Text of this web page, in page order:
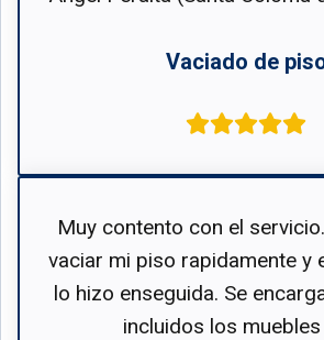
Vaciado de
Muy contento con el
vaciar mi piso rapidamente y
lo hizo enseguida. Se
incluidos los